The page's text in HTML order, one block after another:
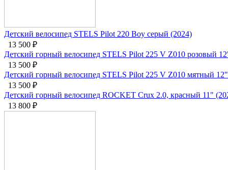
Детский велосипед STELS Pilot 220 Boy серый (2024)
13 500 ₽
Детский горный велосипед STELS Pilot 225 V Z010 розовый
13 500 ₽
Детский горный велосипед STELS Pilot 225 V Z010 мятный
13 500 ₽
Детский горный велосипед ROCKET Crux 2.0, красный 11"
13 800 ₽